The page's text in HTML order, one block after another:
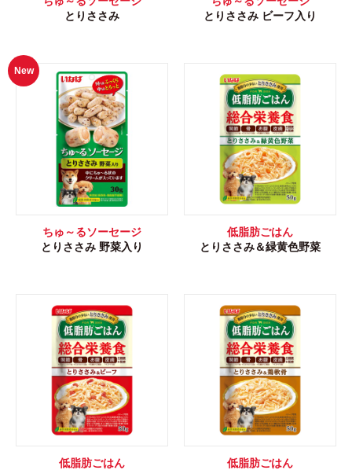
とりささみ
とりささみ ビーフ入り
New
ちゅ～るソーセージ
とりささみ 野菜入り
低脂肪ごはん
とりささみ＆緑黄色野菜
低脂肪ごはん
低脂肪ごはん